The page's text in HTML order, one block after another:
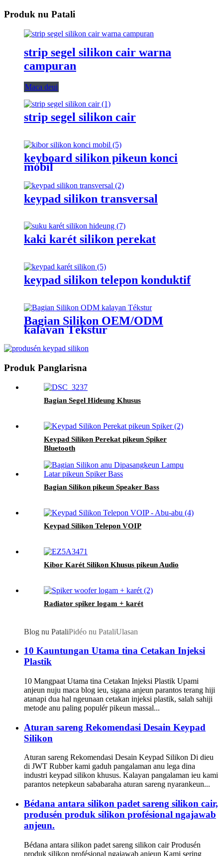
Produk nu Patali
strip segel silikon cair warna
campuran
Maca deui
strip segel silikon cair
keyboard silikon pikeun konci
mobil
keypad silikon transversal
kaki karét silikon perekat
keypad silikon telepon konduktif
Bagian Silikon OEM/ODM
kalayan Tékstur
Produk Panglarisna
Bagian Segel Hideung Khusus
Keypad Silikon Perekat pikeun Spiker
Bluetooth
Bagian Silikon pikeun Speaker Bass
Keypad Silikon Telepon VOIP
Kibor Karét Silikon Khusus pikeun Audio
Radiator spiker logam + karét
Blog nu PataliPidéo nu PataliUlasan
10 Kauntungan Utama tina Cetakan Injeksi
Plastik
10 Mangpaat Utama tina Cetakan Injeksi Plastik Upami
anjeun nuju maca blog ieu, sigana anjeun parantos terang hiji
atanapi dua hal ngeunaan cetakan injeksi plastik, salah sahiji
metode anu paling populér pikeun massal...
Aturan sareng Rekomendasi Desain Keypad
Silikon
Aturan sareng Rekomendasi Desain Keypad Silikon Di dieu
di JWT Rubber kami gaduh pangalaman anu lega dina
industri keypad silikon khusus. Kalayan pangalaman ieu kami
parantos netepkeun sababaraha aturan sareng nyarankeun...
Bédana antara silikon padet sareng silikon cair,
produsén produk silikon profésional ngajawab
anjeun.
Bédana antara silikon padet sareng silikon cair Produsén
produk silikon profésional ngajawab anjeun Kami sering